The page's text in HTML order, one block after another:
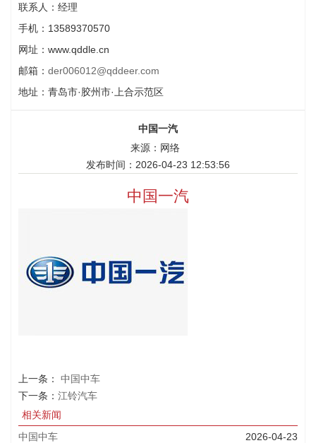
联系人：经理
手机：13589370570
网址：www.qddle.cn
邮箱： der006012@qddeer.com
地址：青岛市·胶州市·上合示范区
中国一汽
来源：网络
发布时间：2026-04-23 12:53:56
中国一汽
上一条： 中国中车
下一条： 江铃汽车
相关新闻
中国中车
2026-04-23